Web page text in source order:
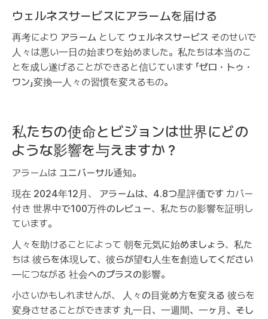
ウェルネスサービスにアラームを届ける
再考により アラーム として ウェルネスサービス そのせいで
人々は悪い一日の始まりを始めました。私たちは本当のこ
とを成し遂げることができると信じています 「ゼロ・トゥ・
ワン」変換—人々の習慣を変えるもの。
私たちの使命とビジョンは世界にどの
ような影響を与えますか？
アラームは ユニバーサル通知。
現在 2024年12月 、 アラームは、4.8つ星評価です カバー
付き 世界中で100万件のレビュー、私たちの影響を証明し
ています。
人々を助けることによって 朝を元気に始めましょう、私た
ちは 彼らを体現して、彼らが望む人生を創造してください
—につながる 社会へのプラスの影響。
小さいかもしれませんが、
人々の目覚め方を変える 彼らを
変身させることができます 丸一日、一週間、一ヶ月、そし